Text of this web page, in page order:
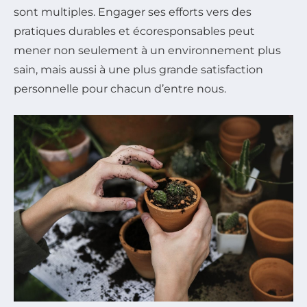
sont multiples. Engager ses efforts vers des
pratiques durables et écoresponsables peut
mener non seulement à un environnement plus
sain, mais aussi à une plus grande satisfaction
personnelle pour chacun d’entre nous.